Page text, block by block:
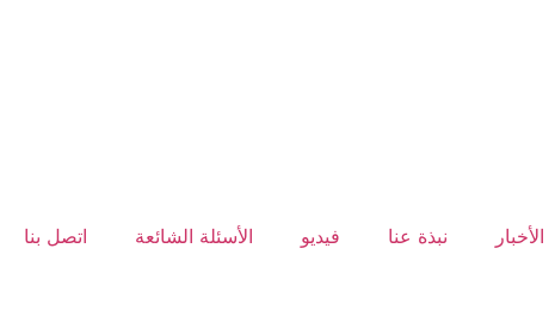
الأخبار نبذة عنا فيديو الأسئلة الشائعة
اتصل بنا